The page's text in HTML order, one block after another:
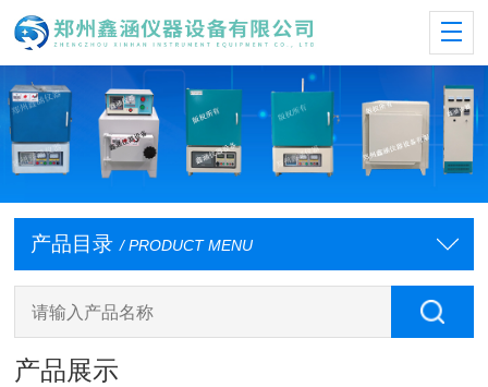
产品目录 / PRODUCT MENU
产品展示